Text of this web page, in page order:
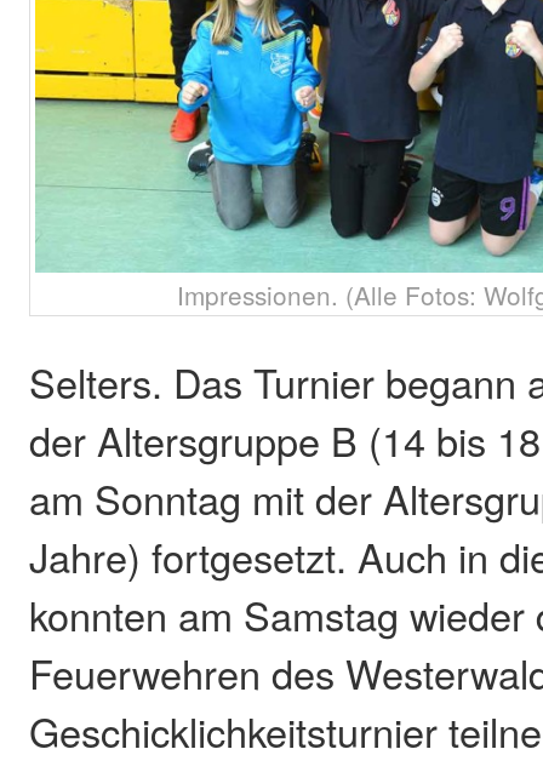
Impressionen. (Alle Fotos:
Selters. Das Turnier begann
der Altersgruppe B (14 bis
am Sonntag mit der
Jahre) fortgesetzt. Auch in
konnten am Samstag wieder
Feuerwehren des
Geschicklichkeitsturnier